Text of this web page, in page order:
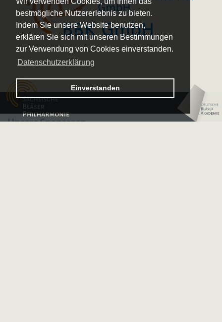
bestmögliche Nutzererlebnis zu bieten.
Indem Sie unsere Website benutzen,
erklären Sie sich mit unseren Bestimmungen
zur Verwendung von Cookies einverstanden.
Datenschutzerklärung
Einverstanden
Logo
–
Sächsische
Bläserphilharmonie
Logo
Deutsche
Unsere Sponsoren